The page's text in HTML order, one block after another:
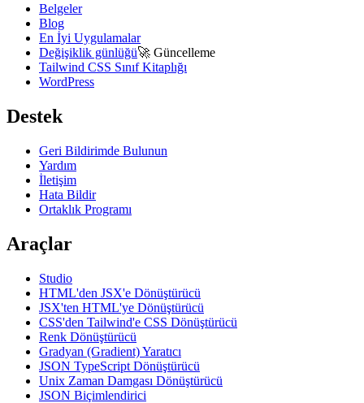
Belgeler
Blog
En İyi Uygulamalar
Değişiklik günlüğü🚀 Güncelleme
Tailwind CSS Sınıf Kitaplığı
WordPress
Destek
Geri Bildirimde Bulunun
Yardım
İletişim
Hata Bildir
Ortaklık Programı
Araçlar
Studio
HTML'den JSX'e Dönüştürücü
JSX'ten HTML'ye Dönüştürücü
CSS'den Tailwind'e CSS Dönüştürücü
Renk Dönüştürücü
Gradyan (Gradient) Yaratıcı
JSON TypeScript Dönüştürücü
Unix Zaman Damgası Dönüştürücü
JSON Biçimlendirici